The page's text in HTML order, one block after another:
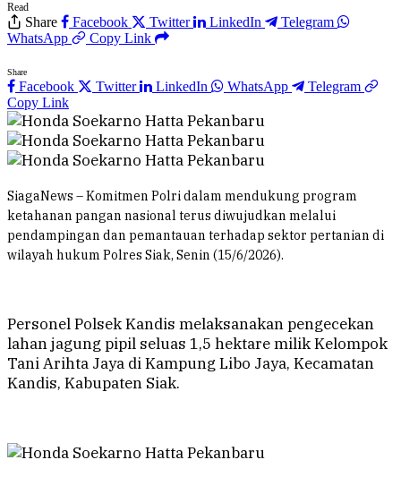
Read
Share Facebook Twitter LinkedIn
Telegram
WhatsApp
Copy Link
Share
Facebook Twitter LinkedIn WhatsApp
Telegram
Copy Link
SiagaNews – Komitmen Polri dalam mendukung program
ketahanan pangan nasional terus diwujudkan melalui
pendampingan dan pemantauan terhadap sektor pertanian di
wilayah hukum Polres Siak, Senin (15/6/2026).
Personel Polsek Kandis melaksanakan pengecekan
lahan jagung pipil seluas 1,5 hektare milik Kelompok
Tani Arihta Jaya di Kampung Libo Jaya, Kecamatan
Kandis, Kabupaten Siak.